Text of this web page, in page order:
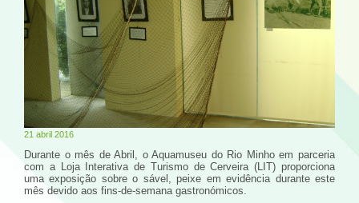
21 abril 2016
Durante o mês de Abril, o Aquamuseu do Rio Minho em parceria
com a Loja Interativa de Turismo de Cerveira (LIT) proporciona
uma exposição sobre o sável, peixe em evidência durante este
mês devido aos fins-de-semana gastronómicos.